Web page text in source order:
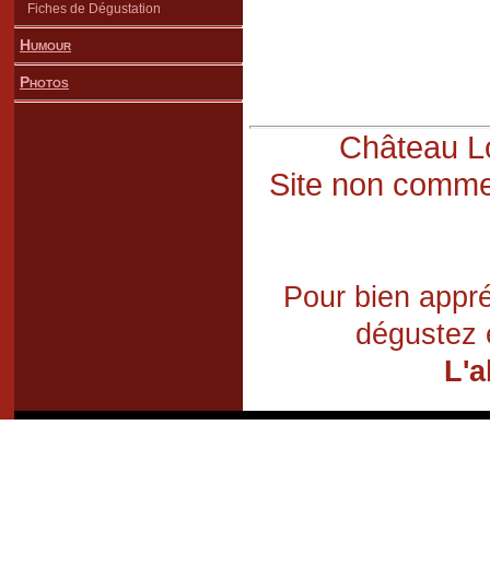
Fiches de Dégustation
Humour
Photos
Château
Site non
Pour bien
dégustez